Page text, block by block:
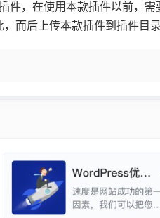
件，在使用本款插件以前，
而后上传本款插件到插件目录